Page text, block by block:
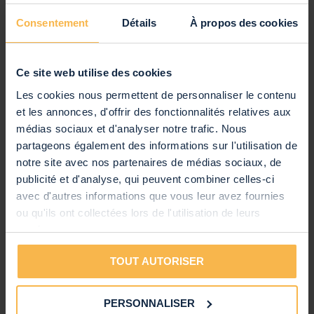
Consentement Détails À propos des cookies
Ce site web utilise des cookies
Les cookies nous permettent de personnaliser le contenu
et les annonces, d'offrir des fonctionnalités relatives aux
médias sociaux et d'analyser notre trafic. Nous
partageons également des informations sur l'utilisation de
notre site avec nos partenaires de médias sociaux, de
publicité et d'analyse, qui peuvent combiner celles-ci
avec d'autres informations que vous leur avez fournies
ou qu'ils ont collectées lors de l'utilisation de leurs
services.
TOUT AUTORISER
PERSONNALISER
Sensibilité 1W / 1m
Fréquence Maximale
20 000 Hz
Ne s'applique pas
Autres caractéristiques
Marque
Power Dynamics
SKU
952.548
Code EAN
8715693306828
Garantie
Notice d'Utilisation
Anglais, Néerlandais, Allemand,
Français, Espagnol
Voir toutes les caractéristiques
parleur de plafond 6,25", 242 x 242 x 100 mm - Blanc